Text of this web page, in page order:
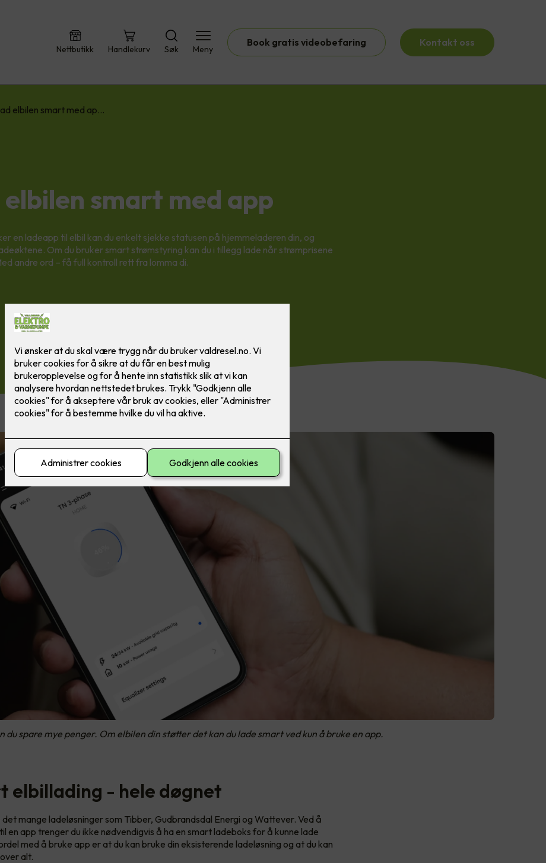
Nettbutikk Handlekurv Søk Meny
Book gratis videobefaring Kontakt oss
elbilen smart med ap…
elbilen smart med app
en ladeapp til elbil kan du enkelt sjekke statusen på hjemmeladeren din, og
Om du bruker smart strømstyring kan du i tillegg lade når strømprisene
andre ord – få full kontroll rett fra lomma di.
spare mye penger. Om elbilen din støtter det kan du lade smart ved kun å bruke en app.
elbillading - hele døgnet
det mange ladeløsninger som Tibber, Gudbrandsdal Energi og Wattever. Ved å
en app trenger du ikke nødvendigvis å ha en smart ladeboks for å kunne lade
med å bruke app er at du kan bruke din eksisterende ladeløsning og at du kan
alt.